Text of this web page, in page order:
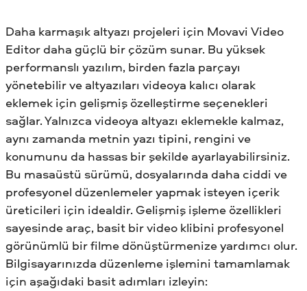
Daha karmaşık altyazı projeleri için Movavi Video
Editor daha güçlü bir çözüm sunar. Bu yüksek
performanslı yazılım, birden fazla parçayı
yönetebilir ve altyazıları videoya kalıcı olarak
eklemek için gelişmiş özelleştirme seçenekleri
sağlar. Yalnızca videoya altyazı eklemekle kalmaz,
aynı zamanda metnin yazı tipini, rengini ve
konumunu da hassas bir şekilde ayarlayabilirsiniz.
Bu masaüstü sürümü, dosyalarında daha ciddi ve
profesyonel düzenlemeler yapmak isteyen içerik
üreticileri için idealdir. Gelişmiş işleme özellikleri
sayesinde araç, basit bir video klibini profesyonel
görünümlü bir filme dönüştürmenize yardımcı olur.
Bilgisayarınızda düzenleme işlemini tamamlamak
için aşağıdaki basit adımları izleyin: